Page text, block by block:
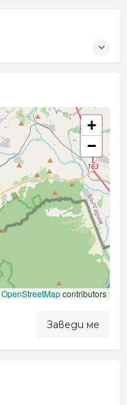
+
−
OpenStreetMapcontributors
Заведи ме